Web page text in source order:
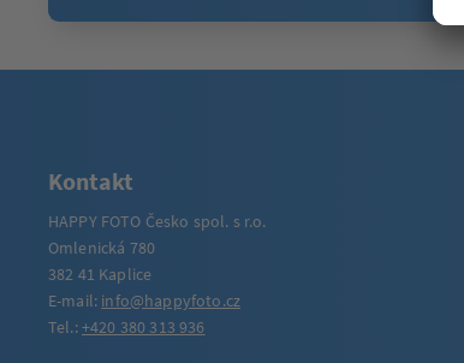
Kontakt
HAPPY FOTO Česko spol. s r.o.
Omlenická 780
382 41 Kaplice
E-mail: info@happyfoto.cz
Tel.:+420 380 313 936